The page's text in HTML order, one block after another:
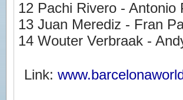
12 Pachi Rivero - Antonio
13 Juan Merediz - Fran
14 Wouter Verbraak -
Link: